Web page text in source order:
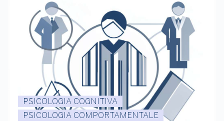
PSICOLOGIA COGNITIVA
PSICOLOGIA COMPORTAMENTALE